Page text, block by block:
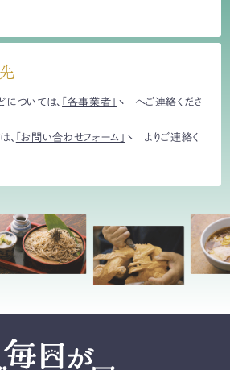
については、 「各事業者」
へご連絡くださ
、
「お問い合わせフォーム」
よりご連絡く